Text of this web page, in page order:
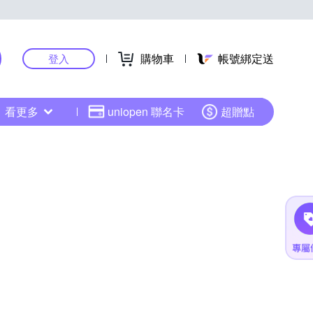
登入 購物車 帳號綁定送
看更多 uniopen 聯名卡 超贈點